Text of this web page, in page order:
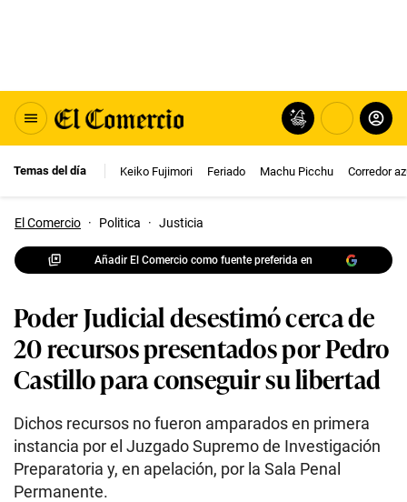
Temas del día Keiko Fujimori Feriado Machu Picchu Corredor
El Comercio · Politica · Justicia
Añadir El Comercio como fuente preferida en
Poder Judicial desestimó cerca de
20 recursos presentados por Pedro
Castillo para conseguir su libertad
Dichos recursos no fueron amparados en primera
instancia por el Juzgado Supremo de Investigación
Preparatoria y, en apelación, por la Sala Penal
Permanente.